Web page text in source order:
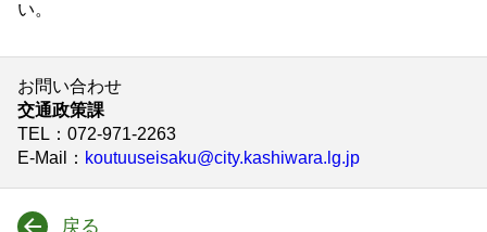
い。
お問い合わせ
交通政策課
TEL ：072-971-2263
E-Mail
： koutuuseisaku@city.kashiwara.lg.jp
戻る